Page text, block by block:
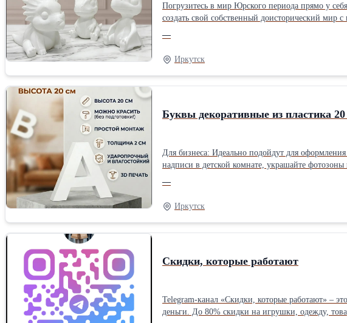
Погрузитесь в мир Юрского периода прямо у себя дома! Ваш ребенок обожает динозавров и постоянно придумывает новые приключения?
создать свой собственный доисторический мир
моторику и усидчивость. Дает волю фантазии: какого цвета будет ваш тираннозавр. Отличный
—
Иркутск
Буквы декоративные из пластика
Для бизнеса: Идеально подойдут для
надписи в детской комнате, украшайте
различным поверхностям, что позволяет
идеальным решением для любых помещений. С
индивидуальность и стиль. Переходите по
—
Иркутск
Скидки, которые работают
Telegram-канал «Скидки, которые работают» –
деньги. До 80% скидки на игрушки, одежду,